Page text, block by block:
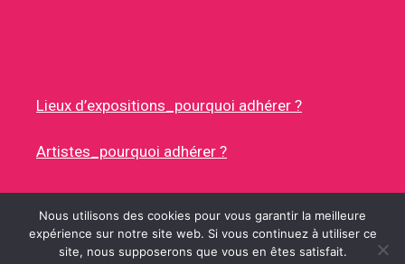
Lieux d’expositions_pourquoi adhérer ?
Artistes_pourquoi adhérer ?
© 2026 RUES DES ARTISTES• CONSTRUIT AVEC
Nous utilisons des cookies pour vous garantir la meilleure
expérience sur notre site web. Si vous continuez à utiliser ce
site, nous supposerons que vous en êtes satisfait.